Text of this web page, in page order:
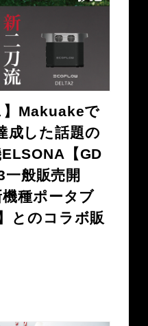
】Makuakeで
成した話題の
【GD
般販売開
種ポータブ
とのコラボ販